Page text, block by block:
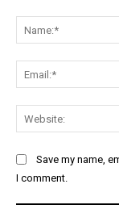
Save my name,
I comment.